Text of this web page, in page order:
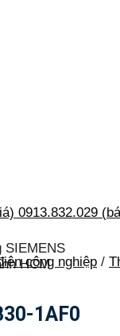
0913.832.029
SIEMENS
HCM
công nghiệp /
1AF0